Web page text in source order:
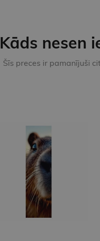
Kāds nesen
Šīs preces ir pamanījuši